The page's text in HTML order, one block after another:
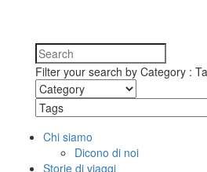
Filter your search by Category :
Chi siamo
Dicono di noi
Storie di viaggi